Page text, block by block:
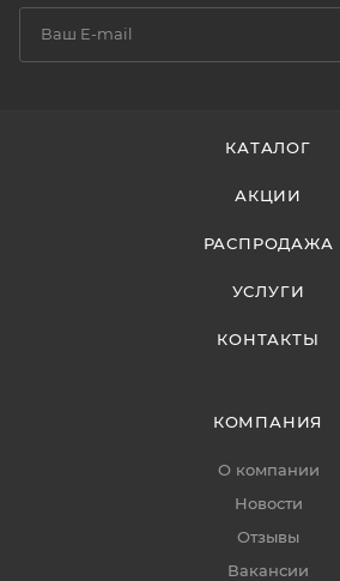
КАТАЛОГ
АКЦИИ
РАСПРОДАЖА
УСЛУГИ
КОНТАКТЫ
КОМПАНИЯ
О компании
Новости
Отзывы
Вакансии